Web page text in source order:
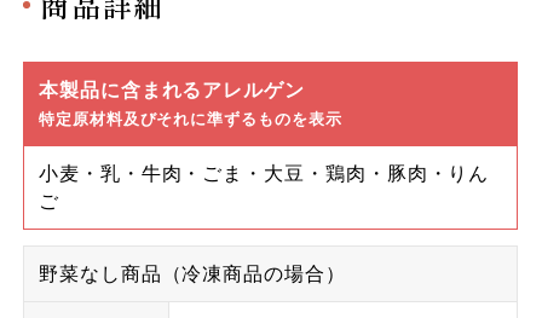
本製品に含まれるアレルゲン
特定原材料及びそれに準ずるものを表示
小麦・乳・牛肉・ごま・大豆・鶏肉・豚肉・りん
ご
野菜なし商品（冷凍商品の場合）